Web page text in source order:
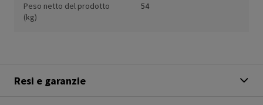
Peso netto del prodotto
(kg)
54
Resi e garanzie